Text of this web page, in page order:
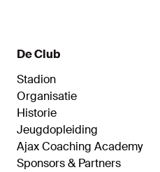
De Club
Stadion
Organisatie
Historie
Jeugdopleiding
Ajax Coaching Academy
Sponsors & Partners